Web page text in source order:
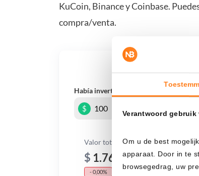
Verantwoord gebruik
Om u de best
apparaat. Door in te
browsegedrag, uw
KuCoin, Binance y Coinbase.
compra/venta.
Había invertido
$
Valor total
$ 1.764,30
- 0,00%